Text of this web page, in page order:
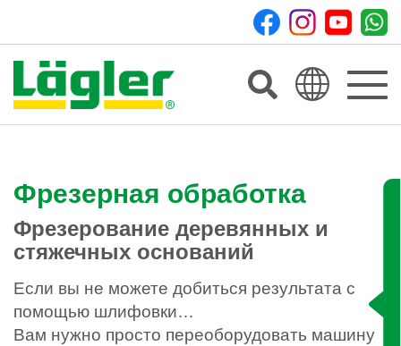
Toggle
Фрезерная обработка
Фрезерование деревянных и
стяжечных оснований
Если вы не можете добиться результата с
помощью шлифовки…
Вам нужно просто переоборудовать машину